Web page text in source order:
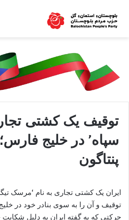
توقیف یک کشتی
سپاه’ در خلیج
پنتاگون
ایران یک کشتی تجاری به نام ‘مرسک
توقیف و آن را به سوی بنادر خود در
حرکتی که به گفته ایران به دلیل